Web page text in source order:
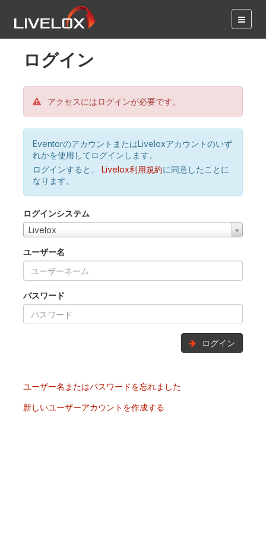
ログイン
アクセスにはログインが必要です。
EventorのアカウントまたはLiveloxアカウントのいず
れかを使用してログインします。
ログインすると、
Livelox利用規約に同意したことに
なります。
ログインシステム
Livelox
ユーザー名
パスワード
ログイン
ユーザー名またはパスワードを忘れました
新しいユーザーアカウントを作成する